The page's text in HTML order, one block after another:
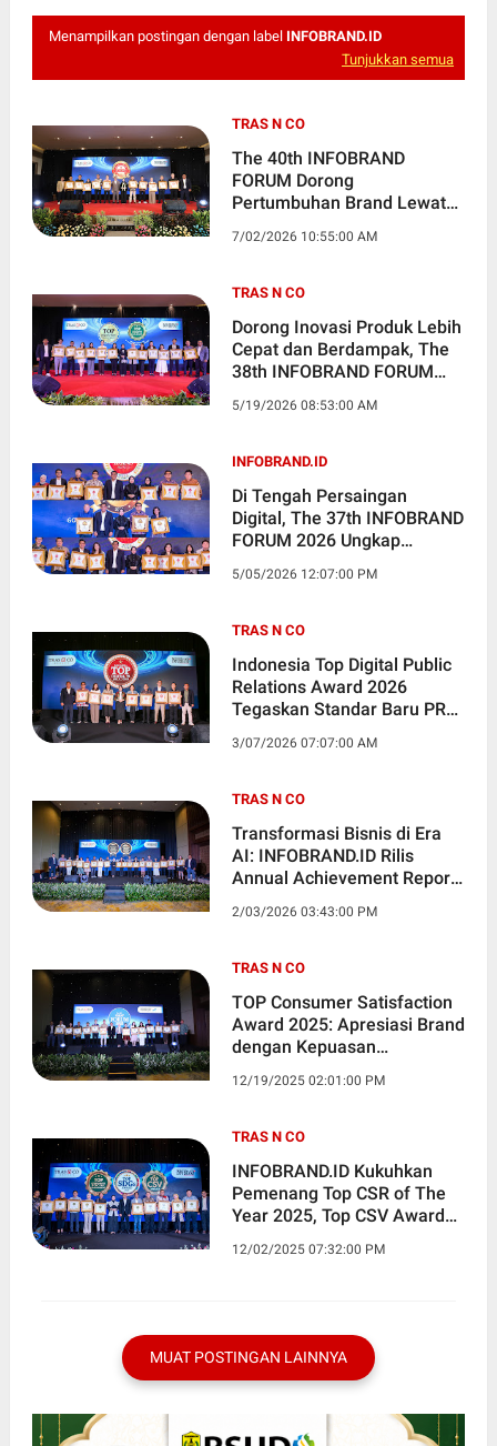
Menampilkan postingan dengan label INFOBRAND.ID
Tunjukkan semua
TRAS N CO
The 40th INFOBRAND
FORUM Dorong
Pertumbuhan Brand Lewat
Apresiasi Brand Peraih
Award
7/02/2026 10:55:00 AM
TRAS N CO
Dorong Inovasi Produk Lebih
Cepat dan Berdampak, The
38th INFOBRAND FORUM
dan Penghargaan Bergengsi
5/19/2026 08:53:00 AM
INFOBRAND.ID
Di Tengah Persaingan
Digital, The 37th INFOBRAND
FORUM 2026 Ungkap
Anugerahkan Dua
5/05/2026 12:07:00 PM
TRAS N CO
Indonesia Top Digital Public
Relations Award 2026
Tegaskan Standar Baru PR
3/07/2026 07:07:00 AM
TRAS N CO
Transformasi Bisnis di Era
AI: INFOBRAND.ID Rilis
Annual Achievement Report
Champions 2026
2/03/2026 03:43:00 PM
TRAS N CO
TOP Consumer Satisfaction
Award 2025: Apresiasi Brand
dengan Kepuasan
12/19/2025 02:01:00 PM
TRAS N CO
INFOBRAND.ID Kukuhkan
Pemenang Top CSR of The
Year 2025, Top CSV Award
2025
12/02/2025 07:32:00 PM
MUAT POSTINGAN LAINNYA